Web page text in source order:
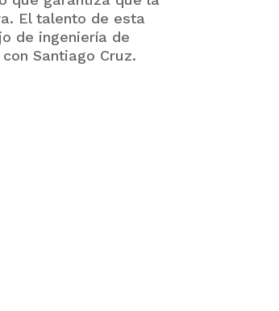
El talento de esta
de ingeniería de
Santiago Cruz.